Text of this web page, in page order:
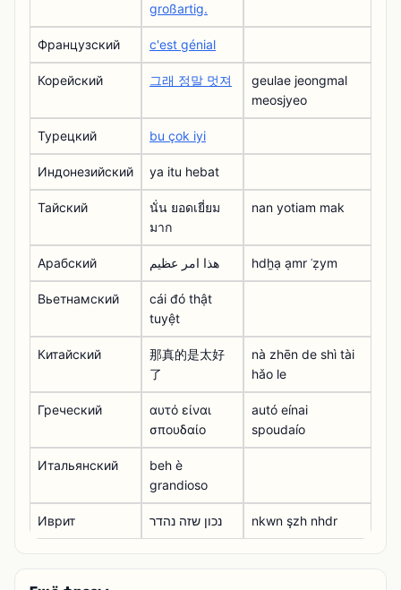
großartig.
Французский c'est génial
Корейский 그래 정말 멋져
geulae jeongmal
meosjyeo
Турецкий bu çok iyi
Индонезийский ya itu hebat
Тайский
นั่น ยอดเยี่ยม
มาก
nan yotiam mak
Арабский هذا امر عظيم hdẖạ ạmr ʿẓym
Вьетнамский
cái đó thật
tuyệt
Китайский
那真的是太好
了
nà zhēn de shì tài
hǎo le
Греческий
αυτό είναι
σπουδαίο
autó eínai
spoudaío
Итальянский
beh è
grandioso
Иврит נכון שזה נהדר nkwn şzh nhdr